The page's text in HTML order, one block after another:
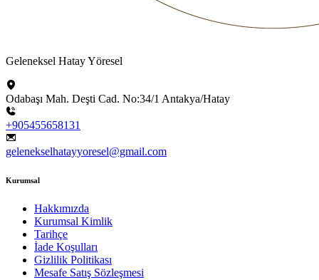
Geleneksel Hatay Yöresel
Odabaşı Mah. Deşti Cad. No:34/1 Antakya/Hatay
+905455658131
gelenekselhatayyoresel@gmail.com
Kurumsal
Hakkımızda
Kurumsal Kimlik
Tarihçe
İade Koşulları
Gizlilik Politikası
Mesafe Satış Sözleşmesi